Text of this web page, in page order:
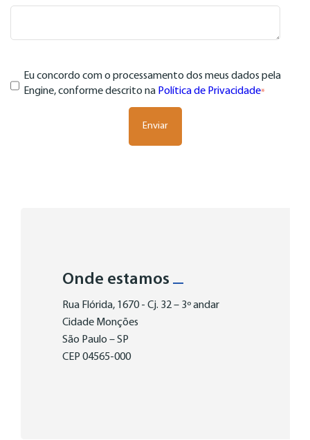
Eu concordo com o processamento dos meus dados pela
Engine, conforme descrito na Política de Privacidade*
Onde estamos
Rua Flórida, 1670 - Cj. 32 – 3º andar
Cidade Monções
São Paulo – SP
CEP 04565-000